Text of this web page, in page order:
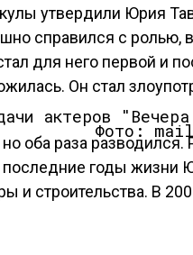
утвердили Юрия
справился с ролью,
для него первой и
Он стал
Фото: mail
оба раза разводился.
годы жизни
и строительства. В